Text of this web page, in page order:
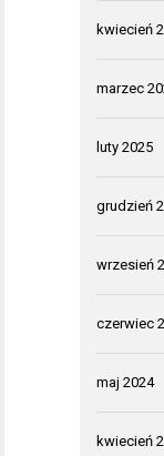
kwiecień
marzec
luty 2025
grudzień
wrzesień
czerwiec
maj 2024
kwiecień